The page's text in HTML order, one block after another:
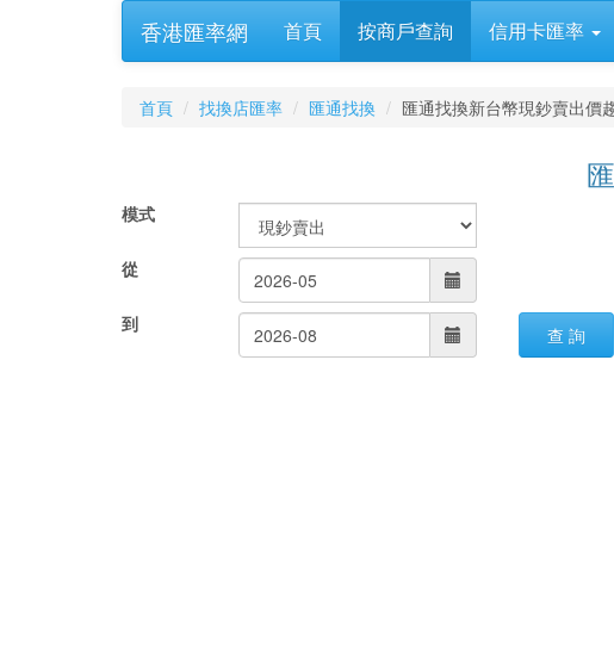
香港匯率網 首頁 按商戶查詢 信用卡匯率
首頁 找換店匯率 匯通找換 匯通找換新台幣現鈔賣出價
模式
從
到 查 詢